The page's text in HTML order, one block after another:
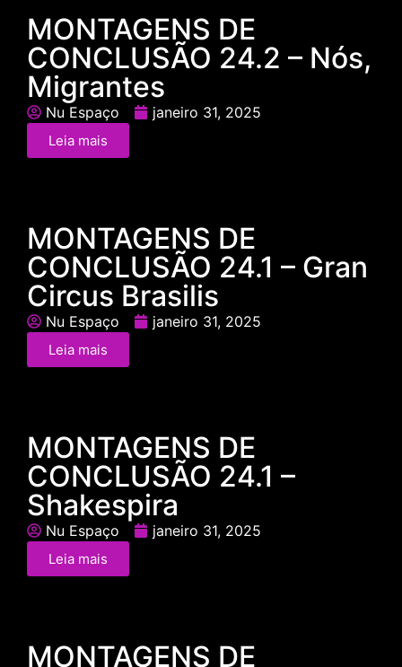
MONTAGENS DE
CONCLUSÃO 24.2 – Nós,
Migrantes
Nu Espaço janeiro 31, 2025
Leia mais
MONTAGENS DE
CONCLUSÃO 24.1 – Gran
Circus Brasilis
Nu Espaço janeiro 31, 2025
Leia mais
MONTAGENS DE
CONCLUSÃO 24.1 –
Shakespira
Nu Espaço janeiro 31, 2025
Leia mais
MONTAGENS DE